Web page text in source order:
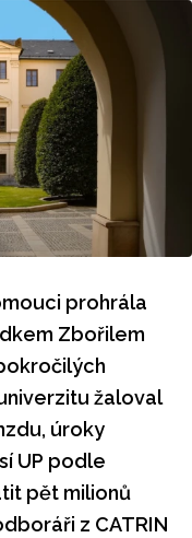
prohrála
Zbořilem
žaloval
úroky
UP podle
pět milionů
z CATRIN